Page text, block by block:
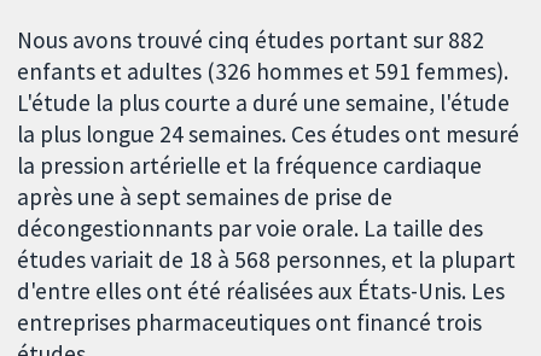
Nous avons trouvé cinq études portant sur 882
enfants et adultes (326 hommes et 591 femmes).
L'étude la plus courte a duré une semaine, l'étude
la plus longue 24 semaines. Ces études ont mesuré
la pression artérielle et la fréquence cardiaque
après une à sept semaines de prise de
décongestionnants par voie orale. La taille des
études variait de 18 à 568 personnes, et la plupart
d'entre elles ont été réalisées aux États-Unis. Les
entreprises pharmaceutiques ont financé trois